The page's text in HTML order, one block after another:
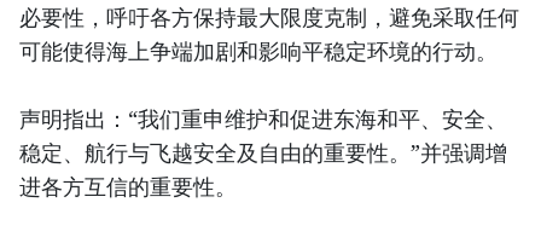
必要性，呼吁各方保持最大限度克制，避免采取任何
可能使得海上争端加剧和影响平稳定环境的行动。
声明指出：“我们重申维护和促进东海和平、安全、
稳定、航行与飞越安全及自由的重要性。”并强调增
进各方互信的重要性。